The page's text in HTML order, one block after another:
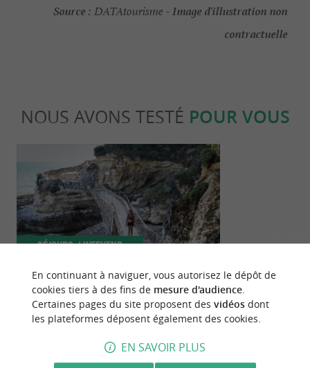
Source : DATAtourisme -Image d'illustration non
contractuelle
NOUS AVONS TESTÉ POUR VOUS
Le sentier des Douaniers de Vaux-sur-
Mer à Saint-Palais
Séjours / Weekend
Que faire en
?
Séjours /
En continuant à naviguer, vous autorisez le dépôt de
cookies tiers à des fins de mesure d'audience.
Certaines pages du site proposent des vidéosdont
les plateformes déposent également des cookies.
EN SAVOIR PLUS